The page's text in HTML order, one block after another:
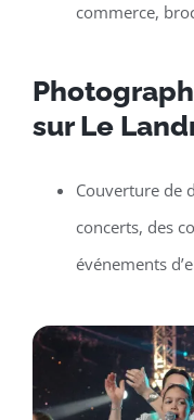
commerce,
sur Le
Couverture de
concerts, des
événements